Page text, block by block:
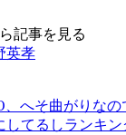
記事を見る
英孝
、へそ曲がりな
してるしランキン